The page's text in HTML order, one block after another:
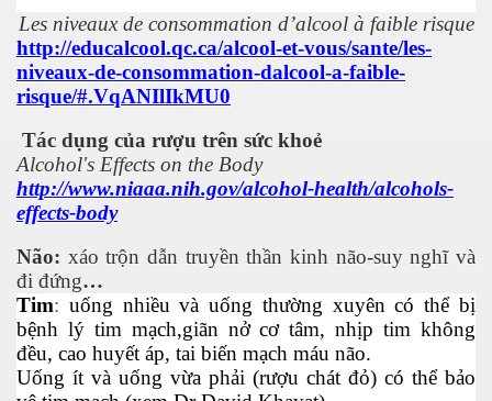
Les niveaux de consommation d’alcool à faible risque
http://educalcool.qc.ca/alcool-et-vous/sante/les-
niveaux-de-consommation-dalcool-a-faible-
risque/#.VqANIlIkMU0
Tác dụng của rượu trên sức khoẻ
Alcohol's Effects on the Body
http://www.niaaa.nih.gov/alcohol-health/alcohols-
effects-body
Não: xáo trộn dẫn truyền thần kinh não-suy nghĩ và
đi đứng…
Tim: uống nhiều và uống thường xuyên có thể bị
bệnh lý tim mạch,giãn nở cơ tâm, nhịp tim không
đều, cao huyết áp, tai biến mạch máu não.
Uống ít và uống vừa phải (rượu chát đỏ) có thể bảo
y
nhà kiếng